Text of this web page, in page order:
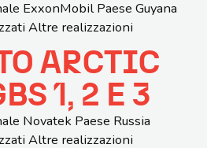
ExxonMobil Paese Guyana
Altre realizzazioni
ARCTIC
1, 2 E 3
Novatek Paese Russia
Altre realizzazioni